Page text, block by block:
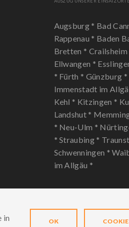
Augsburg * Bad
Rappenau * Baden
Bretten * Crailsheim
Ellwangen *
* Fürth * Günzburg *
Immenstadt im
Kehl * Kitzingen *
Landshut *
* Neu-Ulm *
*Straubing *
Schwenningen *
im Allgäu *
in
OK